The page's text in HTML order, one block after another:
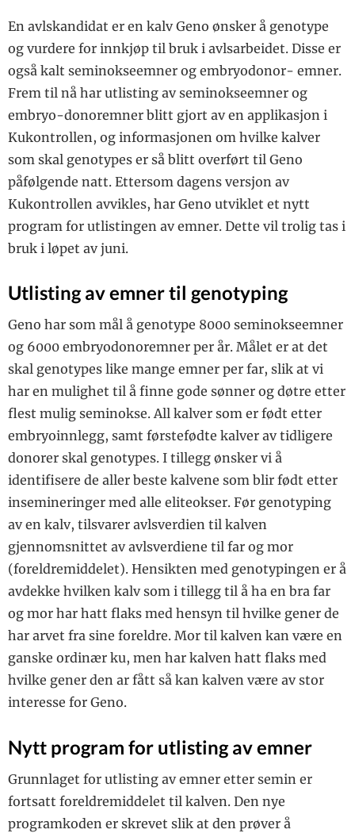
En avlskandidat er en kalv Geno ønsker å genotype
og vurdere for innkjøp til bruk i avlsarbeidet. Disse er
også kalt seminokseemner og embryodonor- emner.
Frem til nå har utlisting av seminokseemner og
embryo-donoremner blitt gjort av en applikasjon i
Kukontrollen, og informasjonen om hvilke kalver
som skal genotypes er så blitt overført til Geno
påfølgende natt. Ettersom dagens versjon av
Kukontrollen avvikles, har Geno utviklet et nytt
program for utlistingen av emner. Dette vil trolig tas i
bruk i løpet av juni.
Utlisting av emner til genotyping
Geno har som mål å genotype 8000 seminokseemner
og 6000 embryodonoremner per år. Målet er at det
skal genotypes like mange emner per far, slik at vi
har en mulighet til å finne gode sønner og døtre etter
flest mulig seminokse. All kalver som er født etter
embryoinnlegg, samt førstefødte kalver av tidligere
donorer skal genotypes. I tillegg ønsker vi å
identifisere de aller beste kalvene som blir født etter
insemineringer med alle eliteokser. Før genotyping
av en kalv, tilsvarer avlsverdien til kalven
gjennomsnittet av avlsverdiene til far og mor
(foreldremiddelet). Hensikten med genotypingen er å
avdekke hvilken kalv som i tillegg til å ha en bra far
og mor har hatt flaks med hensyn til hvilke gener de
har arvet fra sine foreldre. Mor til kalven kan være en
ganske ordinær ku, men har kalven hatt flaks med
hvilke gener den ar fått så kan kalven være av stor
interesse for Geno.
Nytt program for utlisting av emner
Grunnlaget for utlisting av emner etter semin er
fortsatt foreldremiddelet til kalven. Den nye
programkoden er skrevet slik at den prøver å